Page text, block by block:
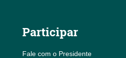
Participar
Fale com o Presidente